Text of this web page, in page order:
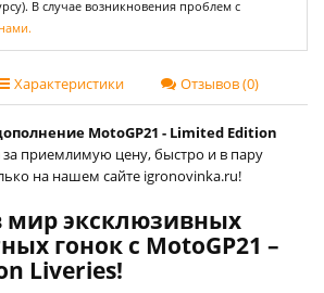
В случае возникновения проблем с
Характеристики Отзывов (0)
MotoGP21 - Limited Edition
за приемлимую цену, быстро и в пару
на нашем сайте igronovinka.ru!
мир эксклюзивных
гонок с MotoGP21 –
Liveries!